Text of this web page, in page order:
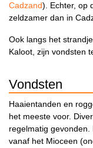
Cadzand). Echter, op
zeldzamer dan in
Ook langs het
Kaloot, zijn vondsten
Vondsten
Haaientanden en
het meeste voor.
regelmatig
vanaf het Mioceen